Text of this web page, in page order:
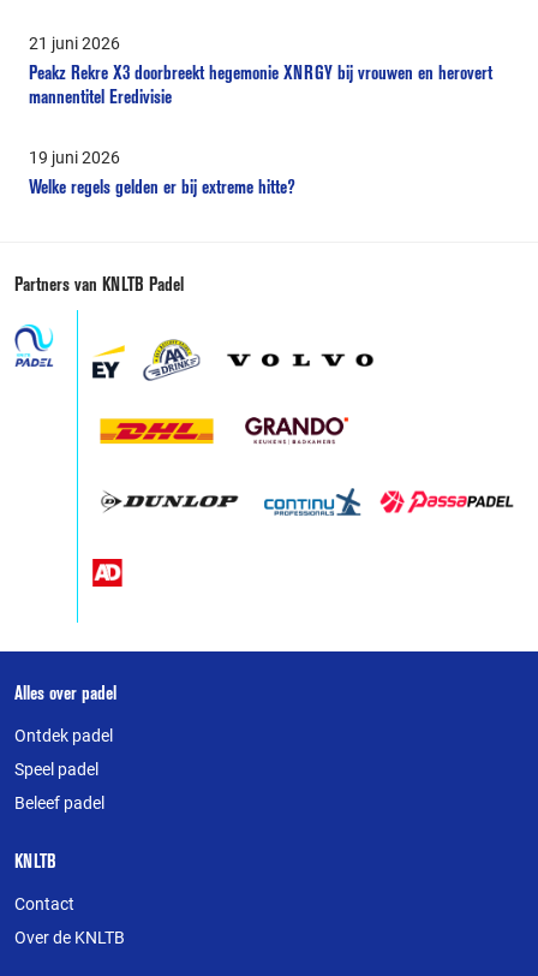
21 juni 2026
Peakz Rekre X3 doorbreekt hegemonie XNRGY bij vrouwen en herovert
mannentitel Eredivisie
19 juni 2026
Welke regels gelden er bij extreme hitte?
Partners van KNLTB Padel
Over
deze
website
Alles over padel
Ontdek padel
Speel padel
Beleef padel
KNLTB
Contact
Over de KNLTB